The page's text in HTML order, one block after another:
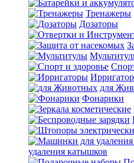
Тренажеры
Дозаторы
для
Фонарики
удаления катышков